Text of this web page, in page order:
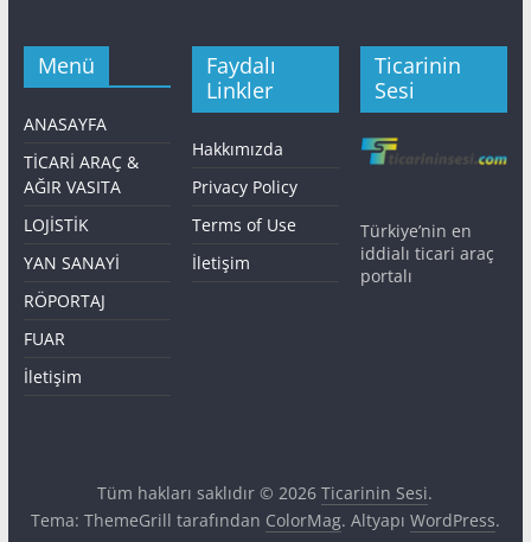
Menü
ANASAYFA
TİCARİ ARAÇ &
AĞIR VASITA
LOJİSTİK
YAN SANAYİ
RÖPORTAJ
FUAR
İletişim
Faydalı
Linkler
Hakkımızda
Privacy Policy
Terms of Use
İletişim
Ticarinin
Sesi
Türkiye’nin en
iddialı ticari araç
portalı
Tüm hakları saklıdır © 2026Ticarinin Sesi.
Tema: ThemeGrill tarafından ColorMag. Altyapı WordPress.